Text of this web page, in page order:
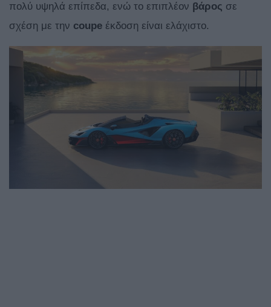
πολύ υψηλά επίπεδα, ενώ το επιπλέον βάρος σε
σχέση με την coupe έκδοση είναι ελάχιστο.